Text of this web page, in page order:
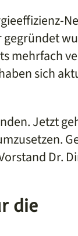
gegründet
mehrfach
sich
Jetzt
Dr.
die